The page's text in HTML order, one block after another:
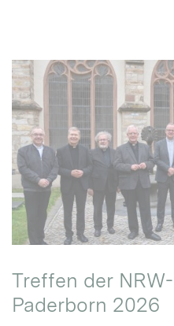
Treffen der
Paderborn 2026